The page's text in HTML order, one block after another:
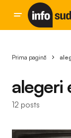
Prima pagină
alegeri
12 posts